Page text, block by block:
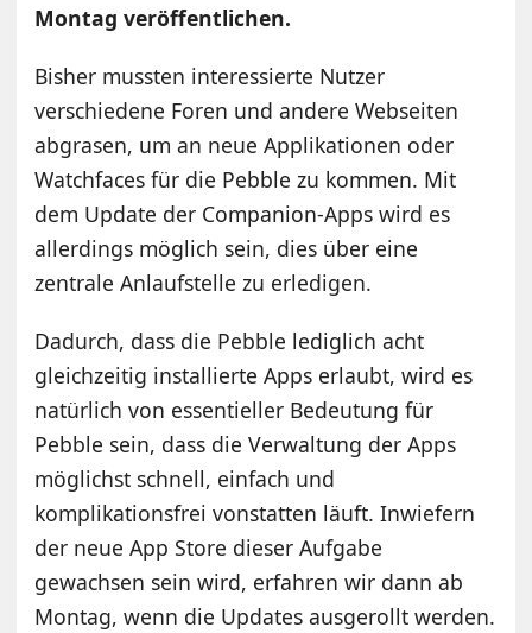
Montag veröffentlichen.
Bisher mussten interessierte Nutzer
verschiedene Foren und andere Webseiten
abgrasen, um an neue Applikationen oder
Watchfaces für die Pebble zu kommen. Mit
dem Update der Companion-Apps wird es
allerdings möglich sein, dies über eine
zentrale Anlaufstelle zu erledigen.
Dadurch, dass die Pebble lediglich acht
gleichzeitig installierte Apps erlaubt, wird es
natürlich von essentieller Bedeutung für
Pebble sein, dass die Verwaltung der Apps
möglichst schnell, einfach und
komplikationsfrei vonstatten läuft. Inwiefern
der neue App Store dieser Aufgabe
gewachsen sein wird, erfahren wir dann ab
Montag, wenn die Updates ausgerollt werden.